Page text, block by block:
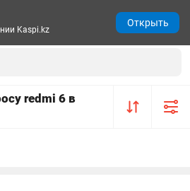
redmi 6 в
Kaspi.kz
Открыть